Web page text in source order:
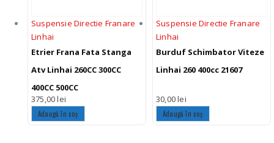
Suspensie Directie Franare
Linhai
Etrier Frana Fata Stanga
Atv Linhai 260CC 300CC
400CC 500CC
375,00lei
Adaugă în coș
Suspensie Directie Franare
Linhai
Burduf Schimbator Viteze
Linhai 260 400cc 21607
30,00lei
Adaugă în coș